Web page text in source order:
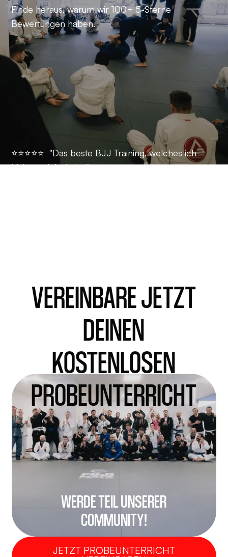
Finde heraus, warum wir 100+ 5-Sterne
Bewertungen haben.
Alex
⭐️⭐️⭐️⭐️⭐️ "Das beste BJJ Training, welches ich
bisher erlebt habe."
VEREINBARE JETZT
DEINEN
KOSTENLOSEN
PROBEUNTERRICHT
WERDE TEIL UNSERER
COMMUNITY!
JETZT PROBEUNTERRICHT